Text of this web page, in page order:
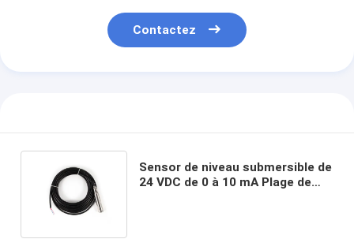
Contactez
Sensor de niveau submersible de
24 VDC de 0 à 10 mA Plage de